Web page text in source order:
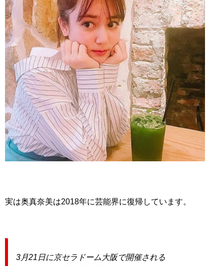
実は奥真奈美は2018年に芸能界に復帰しています。
3月21日に京セラドーム大阪で開催される